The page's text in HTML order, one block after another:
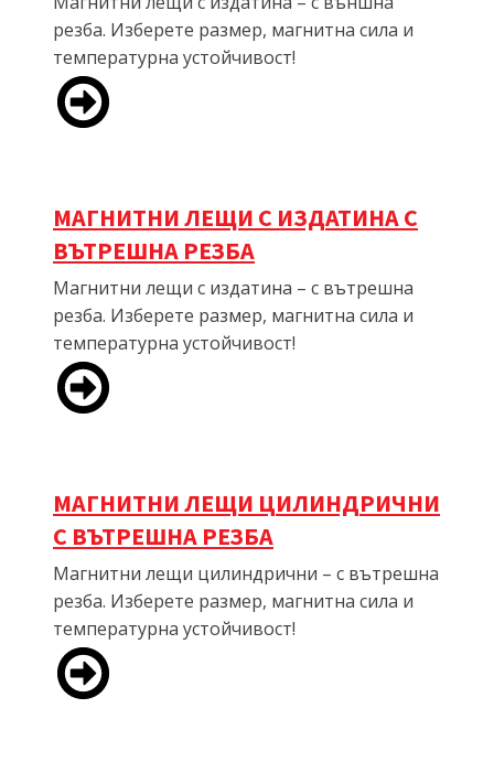
резба. Изберете размер, магнитна сила и
температурна устойчивост!
МАГНИТНИ ЛЕЩИ С ИЗДАТИНА С
ВЪТРЕШНА РЕЗБА
Магнитни лещи с издатина – с вътрешна
резба. Изберете размер, магнитна сила и
температурна устойчивост!
МАГНИТНИ ЛЕЩИ ЦИЛИНДРИЧНИ
С ВЪТРЕШНА РЕЗБА
Магнитни лещи цилиндрични – с вътрешна
резба. Изберете размер, магнитна сила и
температурна устойчивост!